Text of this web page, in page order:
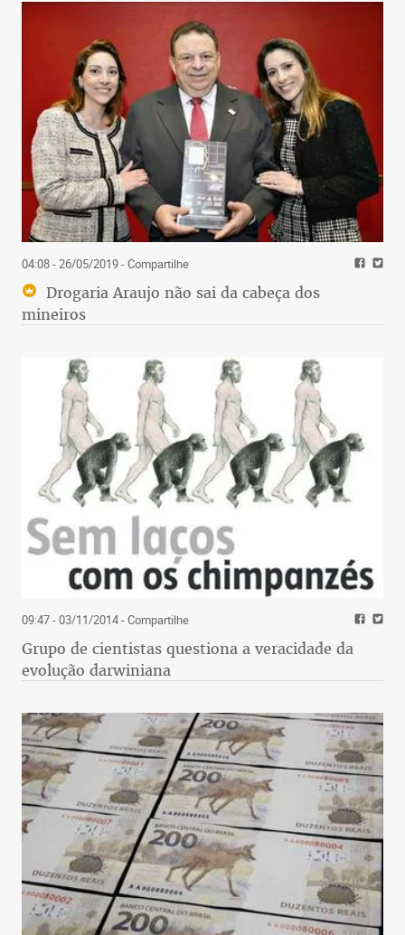
04:08 - 26/05/2019- Compartilhe
Drogaria Araujo não sai da cabeça dos
mineiros
09:47 - 03/11/2014- Compartilhe
Grupo de cientistas questiona a veracidade da
evolução darwiniana